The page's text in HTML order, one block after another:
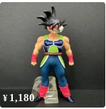
品未開封
¥ 1,180